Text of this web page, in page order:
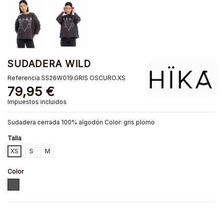
SUDADERA WILD
Referencia SS26W019.GRIS OSCURO.XS
79,95 €
Impuestos incluidos
Sudadera cerrada 100% algodón Color: gris plomo
Talla
XS
S M
Color